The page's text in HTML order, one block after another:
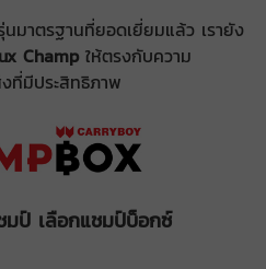
มาตรฐานที่ยอดเยี่ยมแล้ว เรายัง
Champ ให้ตรงกับความ
ที่มีประสิทธิภาพ
มป์ เลือกแชมป์บ็อกซ์